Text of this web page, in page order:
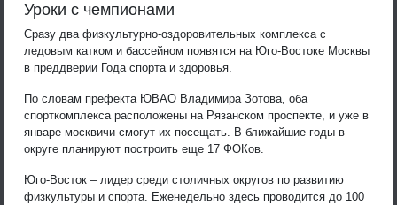
Уроки с чемпионами
Сразу два физкультурно-оздоровительных комплекса с
ледовым катком и бассейном появятся на Юго-Востоке Москвы
в преддверии Года спорта и здоровья.
По словам префекта ЮВАО Владимира Зотова, оба
спорткомплекса расположены на Рязанском проспекте, и уже в
январе москвичи смогут их посещать. В ближайшие годы в
округе планируют построить еще 17 ФОКов.
Юго-Восток – лидер среди столичных округов по развитию
физкультуры и спорта. Еженедельно здесь проводится до 100